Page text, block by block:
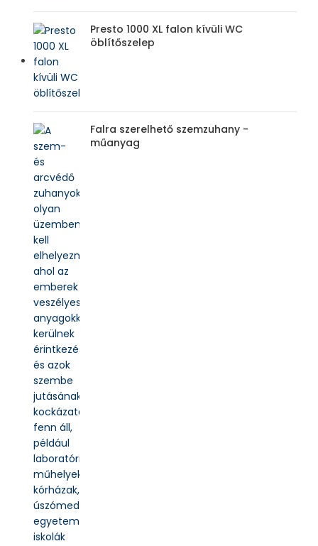
Presto 1000 XL falon kívüli WC
öblítőszelep
Falra szerelhető szemzuhany -
műanyag